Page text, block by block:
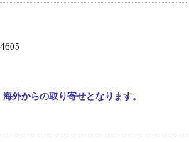
外からの取り寄せとなります。